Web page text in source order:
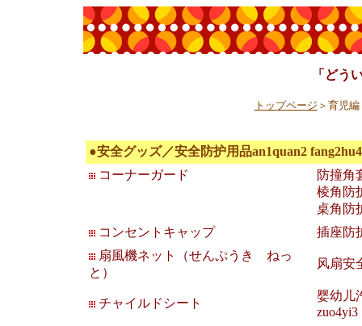
「どう
トップページ ＞育児
●安全グッズ／安全防护用品an1quan2
コーナーガード
防撞角
棱角防
桌角防
コンセントキャップ
插座防
扇風機ネット（せんぷうき ねっ
と）
风扇安
チャイルドシート
婴幼儿
zuo4yi3